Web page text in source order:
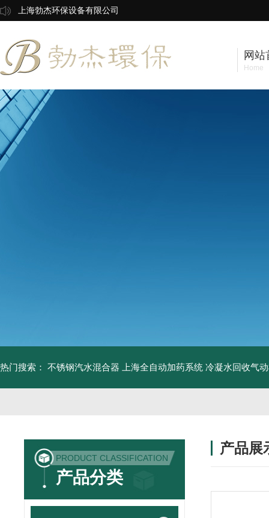
上海勃杰环保设备有限公司
网站
Home
热门搜索： 不锈钢汽水混合器 上海全自动加药系统 冷凝水回收气
PRODUCT CLASSIFICATION
产品分类
产品展